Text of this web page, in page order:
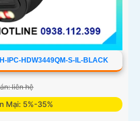
IPC-HDW3449QM-S-IL-BLACK
liên hệ
Mại: 5%-35%